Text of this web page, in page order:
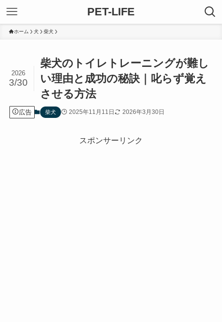
PET-LIFE
ホーム 犬 柴犬
柴犬のトイレトレーニングが難し
い理由と成功の秘訣｜叱らず覚え
させる方法
2026
3/30
広告 柴犬 2025年11月11日 2026年3月30日
スポンサーリンク